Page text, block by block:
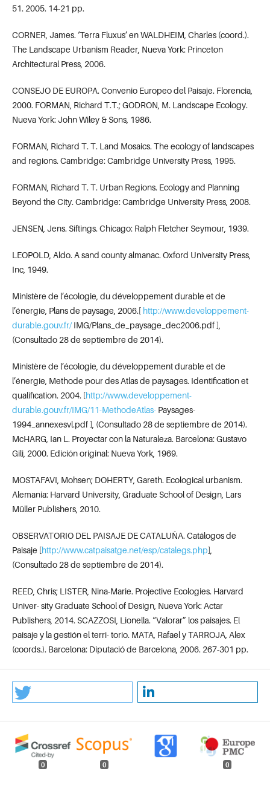
51. 2005. 14-21 pp.
CORNER, James. ‘Terra Fluxus’ en WALDHEIM, Charles (coord.).
The Landscape Urbanism Reader, Nueva York: Princeton
Architectural Press, 2006.
CONSEJO DE EUROPA. Convenio Europeo del Paisaje. Florencia,
2000. FORMAN, Richard T.T.; GODRON, M. Landscape Ecology.
Nueva York: John Wiley & Sons, 1986.
FORMAN, Richard T. T. Land Mosaics. The ecology of landscapes
and regions. Cambridge: Cambridge University Press, 1995.
FORMAN, Richard T. T. Urban Regions. Ecology and Planning
Beyond the City. Cambridge: Cambridge University Press, 2008.
JENSEN, Jens. Siftings. Chicago: Ralph Fletcher Seymour, 1939.
LEOPOLD, Aldo. A sand county almanac. Oxford University Press,
Inc, 1949.
Ministère de l’écologie, du développement durable et de
l’énergie, Plans de paysage, 2006.[ http://www.developpement-
durable.gouv.fr/IMG/Plans_de_paysage_dec2006.pdf ],
(Consultado 28 de septiembre de 2014).
Ministère de l’écologie, du développement durable et de
l’énergie, Methode pour des Atlas de paysages. Identification et
qualification. 2004. [http://www.developpement-
durable.gouv.fr/IMG/11-MethodeAtlas-Paysages-
1994_annexesvl.pdf ], (Consultado 28 de septiembre de 2014).
McHARG, Ian L. Proyectar con la Naturaleza. Barcelona: Gustavo
Gili, 2000. Edición original: Nueva York, 1969.
MOSTAFAVI, Mohsen; DOHERTY, Gareth. Ecological urbanism.
Alemania: Harvard University, Graduate School of Design, Lars
Müller Publishers, 2010.
OBSERVATORIO DEL PAISAJE DE CATALUÑA. Catálogos de
Paisaje [http://www.catpaisatge.net/esp/catalegs.php],
(Consultado 28 de septiembre de 2014).
REED, Chris; LISTER, Nina-Marie. Projective Ecologies. Harvard
Univer- sity Graduate School of Design, Nueva York: Actar
Publishers, 2014. SCAZZOSI, Lionella. “Valorar” los paisajes. El
paisaje y la gestión el terri- torio. MATA, Rafael y TARROJA, Alex
(coords.). Barcelona: Diputació de Barcelona, 2006. 267-301 pp.
0 0 0